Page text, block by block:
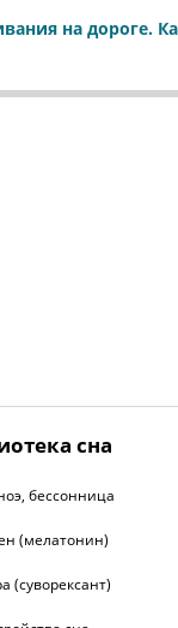
на дороге.
сна
бессонница
(мелатонин)
(суворексант)